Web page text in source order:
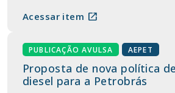
Acessar item open_in_new
PUBLICAÇÃO AVULSA AEPET
Proposta de nova política
diesel para a Petrobrás